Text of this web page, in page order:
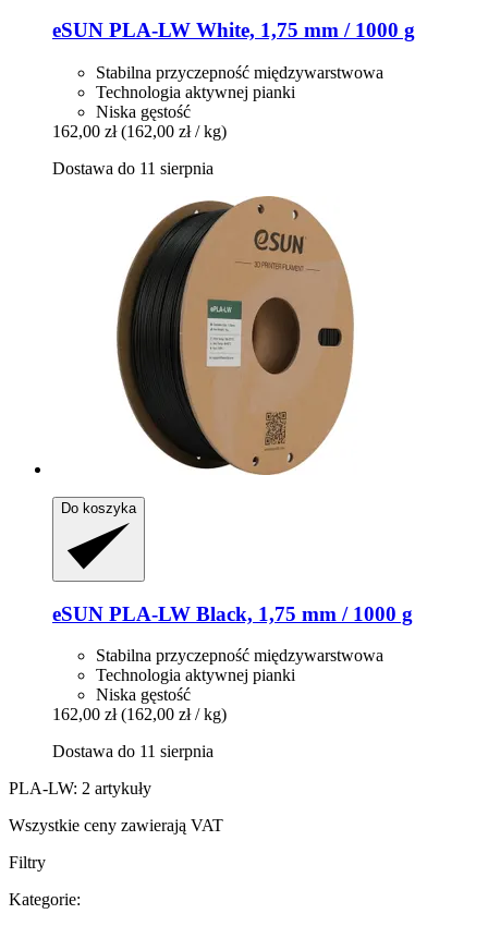
eSUN PLA-​LW White, 1,75 mm / 1000 g
Stabilna przyczepność międzywarstwowa
Technologia aktywnej pianki
Niska gęstość
162,00 zł (162,00 zł / kg)
Dostawa do 11 sierpnia
Do koszyka
eSUN PLA-​LW Black, 1,75 mm / 1000 g
Stabilna przyczepność międzywarstwowa
Technologia aktywnej pianki
Niska gęstość
162,00 zł (162,00 zł / kg)
Dostawa do 11 sierpnia
PLA-LW: 2 artykuły
Wszystkie ceny zawierają VAT
Filtry
Kategorie: